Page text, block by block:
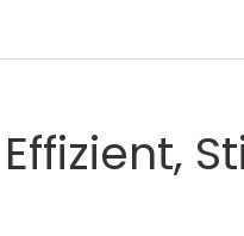
Effizient,